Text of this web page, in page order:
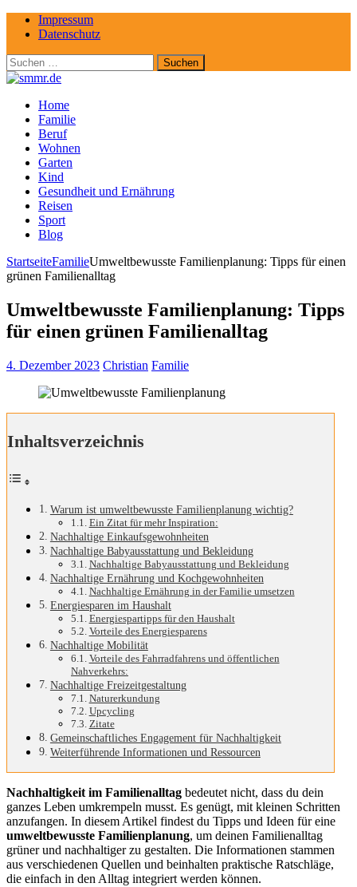
Impressum
Datenschutz
Suchen
nach:
Home
Familie
Beruf
Wohnen
Garten
Kind
Gesundheit und Ernährung
Reisen
Sport
Blog
StartseiteFamilieUmweltbewusste Familienplanung: Tipps für einen
grünen Familienalltag
Umweltbewusste Familienplanung: Tipps
für einen grünen Familienalltag
4. Dezember 2023 Christian Familie
Inhaltsverzeichnis
Warum ist umweltbewusste Familienplanung wichtig?
Ein Zitat für mehr Inspiration:
Nachhaltige Einkaufsgewohnheiten
Nachhaltige Babyausstattung und Bekleidung
Nachhaltige Babyausstattung und Bekleidung
Nachhaltige Ernährung und Kochgewohnheiten
Nachhaltige Ernährung in der Familie umsetzen
Energiesparen im Haushalt
Energiespartipps für den Haushalt
Vorteile des Energiesparens
Nachhaltige Mobilität
Vorteile des Fahrradfahrens und öffentlichen
Nahverkehrs:
Nachhaltige Freizeitgestaltung
Naturerkundung
Upcycling
Zitate
Gemeinschaftliches Engagement für Nachhaltigkeit
Weiterführende Informationen und Ressourcen
Nachhaltigkeit im Familienalltag bedeutet nicht, dass du dein
ganzes Leben umkrempeln musst. Es genügt, mit kleinen Schritten
anzufangen. In diesem Artikel findest du Tipps und Ideen für eine
umweltbewusste Familienplanung, um deinen Familienalltag
grüner und nachhaltiger zu gestalten. Die Informationen stammen
aus verschiedenen Quellen und beinhalten praktische Ratschläge,
die einfach in den Alltag integriert werden können.